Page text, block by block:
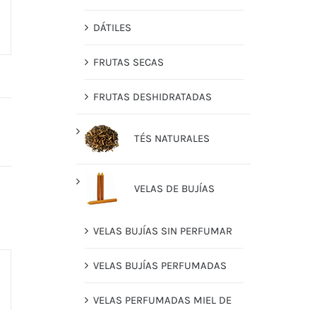
DÁTILES
FRUTAS SECAS
FRUTAS DESHIDRATADAS
TÉS NATURALES
VELAS DE BUJÍAS
VELAS BUJÍAS SIN PERFUMAR
VELAS BUJÍAS PERFUMADAS
VELAS PERFUMADAS MIEL DE